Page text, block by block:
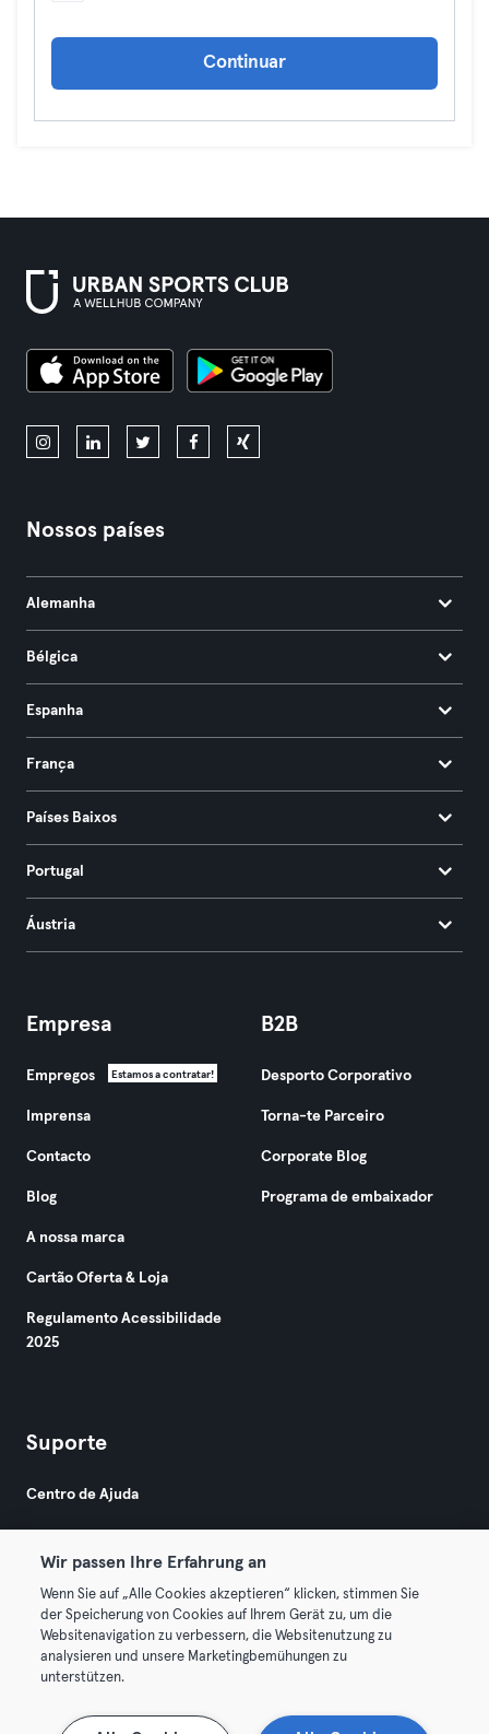
Continuar
Nossos países
Alemanha
Bélgica
Espanha
França
Países Baixos
Portugal
Áustria
Empresa
Empregos Estamos a contratar!
Imprensa
Contacto
Blog
A nossa marca
Cartão Oferta & Loja
Regulamento Acessibilidade
2025
B2B
Desporto Corporativo
Torna-te Parceiro
Corporate Blog
Programa de embaixador
Suporte
Centro de Ajuda
© 2026 Urban Sports Group GmbH. All rights reserved.
Termos & Condições
Rescindir contratos aqui Cancelar contratos aqui
Wir passen Ihre Erfahrung an
Wenn Sie auf „Alle Cookies akzeptieren“ klicken, stimmen Sie
der Speicherung von Cookies auf Ihrem Gerät zu, um die
Websitenavigation zu verbessern, die Websitenutzung zu
analysieren und unsere Marketingbemühungen zu
unterstützen.